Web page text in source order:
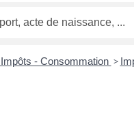
- Consommation >